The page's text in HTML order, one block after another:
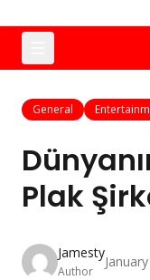
General
Plak
Jamesty
Author